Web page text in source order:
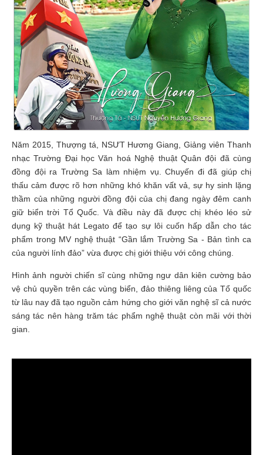
Năm 2015, Thượng tá, NSƯT Hương Giang, Giảng viên Thanh
nhạc Trường Đại học Văn hoá Nghệ thuật Quân đội đã cùng
đồng đội ra Trường Sa làm nhiệm vụ. Chuyến đi đã giúp chị
thấu cảm được rõ hơn những khó khăn vất vả, sự hy sinh lặng
thầm của những người đồng đội của chị đang ngày đêm canh
giữ biển trời Tổ Quốc. Và điều này đã được chị khéo léo sử
dụng kỹ thuật hát Legato để tạo sự lôi cuốn hấp dẫn cho tác
phẩm trong MV nghệ thuật “Gần lắm Trường Sa - Bản tình ca
của người lính đảo” vừa được chị giới thiệu với công chúng.
Hình ảnh người chiến sĩ cùng những ngư dân kiên cường bảo
vệ chủ quyền trên các vùng biển, đảo thiêng liêng của Tổ quốc
từ lâu nay đã tạo nguồn cảm hứng cho giới văn nghệ sĩ cả nước
sáng tác nên hàng trăm tác phẩm nghệ thuật còn mãi với thời
gian.